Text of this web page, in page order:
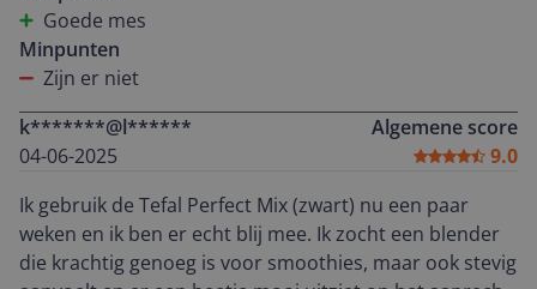
Goede mes
Minpunten
Zijn er niet
k*******@l******
04-06-2025
Algemene score
9.0
Ik gebruik de Tefal Perfect Mix (zwart) nu een paar
weken en ik ben er echt blij mee. Ik zocht een blender
die krachtig genoeg is voor smoothies, maar ook stevig